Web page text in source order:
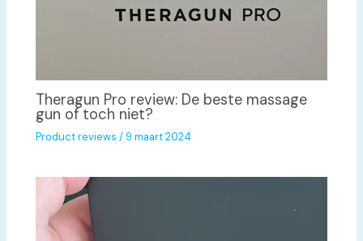
Theragun Pro review: De beste massage
gun of toch niet?
Product reviews / 9 maart 2024